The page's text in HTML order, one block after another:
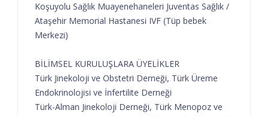
Koşuyolu Sağlık Muayenehaneleri Juventas Sağlık /
Ataşehir Memorial Hastanesi IVF (Tüp bebek
Merkezi)
BİLİMSEL KURULUŞLARA ÜYELİKLER
Türk Jinekoloji ve Obstetri Derneği, Türk Üreme
Endokrinolojisi ve İnfertilite Derneği
Türk-Alman Jinekoloji Derneği, Türk Menopoz ve